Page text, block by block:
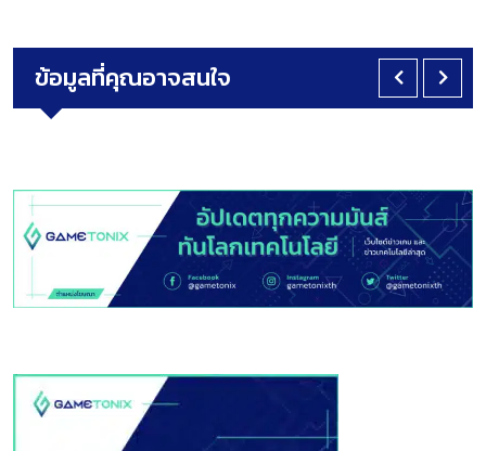
ข้อมูลที่คุณอาจสนใจ